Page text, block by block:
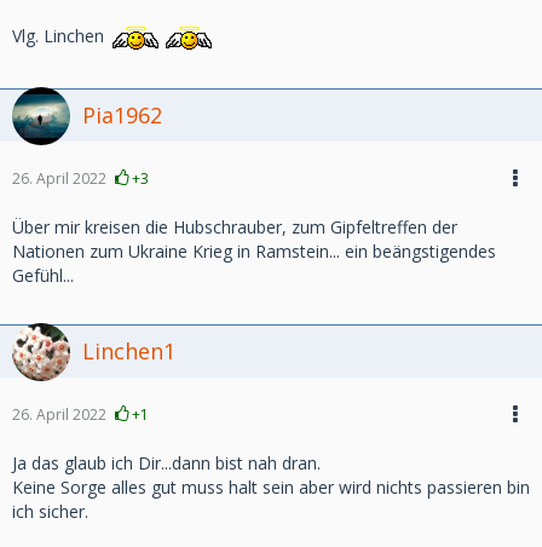
Vlg. Linchen
Pia1962
26. April 2022 +3
Über mir kreisen die Hubschrauber, zum Gipfeltreffen der
Nationen zum Ukraine Krieg in Ramstein... ein beängstigendes
Gefühl...
Linchen1
26. April 2022 +1
Ja das glaub ich Dir...dann bist nah dran.
Keine Sorge alles gut muss halt sein aber wird nichts passieren bin
ich sicher.